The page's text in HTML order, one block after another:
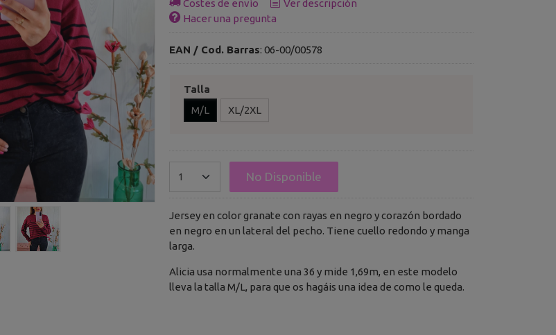
Costes de envío
Ver descripción
Hacer una pregunta
EAN / Cod. Barras: 06-00/00578
Talla
M/L
XL/2XL
No Disponible
Jersey en color granate con rayas en negro y corazón bordado
en negro en un lateral del pecho. Tiene cuello redondo y manga
larga.
Alicia usa normalmente una 36 y mide 1,69m, en este modelo
lleva la talla M/L, para que os hagáis una idea de como le queda.